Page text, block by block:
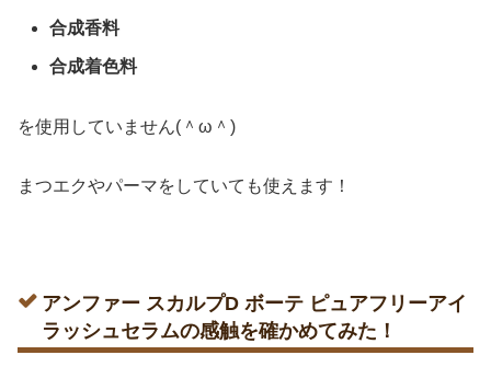
合成香料
合成着色料
を使用していません(＾ω＾)
まつエクやパーマをしていても使えます！
アンファー スカルプD ボーテ ピュアフリーアイ
ラッシュセラムの感触を確かめてみた！